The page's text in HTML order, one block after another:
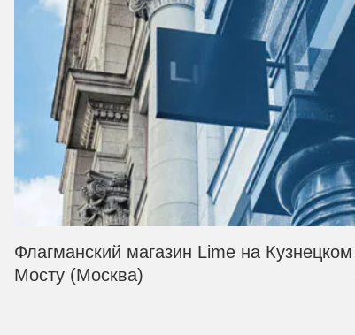
Флагманский магазин Lime на Кузнецком
Мосту (Москва)